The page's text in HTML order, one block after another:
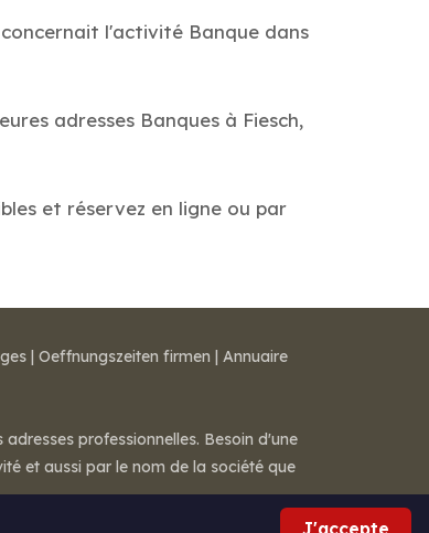
l'activité Banque dans
adresses Banques à Fiesch,
et réservez en ligne ou par
J'accepte
| Oeffnungszeiten firmen | Annuaire
professionnelles. Besoin d'une
et aussi par le nom de la société que